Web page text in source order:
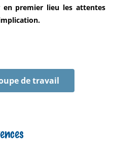
en premier lieu les attentes
de travail